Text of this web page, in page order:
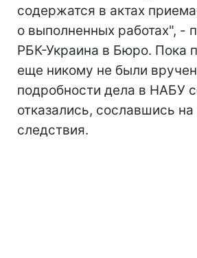
содержатся в актах
о выполненных работах", -
РБК-Украина в Бюро. Пока
еще никому не были
подробности дела в НАБУ
отказались, сославшись на
следствия.